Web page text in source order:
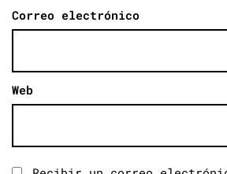
Correo electrónico
Web